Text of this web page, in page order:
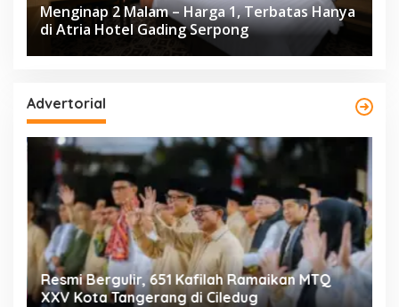
Menginap 2 Malam – Harga 1, Terbatas Hanya
di Atria Hotel Gading Serpong
Advertorial
Resmi Bergulir, 651 Kafilah Ramaikan MTQ
XXV Kota Tangerang di Ciledug